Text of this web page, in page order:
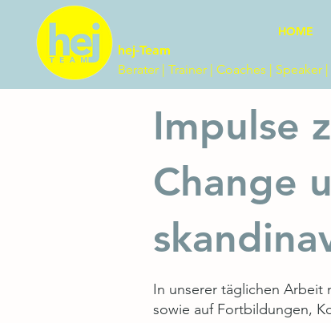
hej-Team
Berater | Trainer | Coaches | Speaker
HOME
Impulse
Change
In unserer täglichen Arbeit
sowie auf Fortbildungen,